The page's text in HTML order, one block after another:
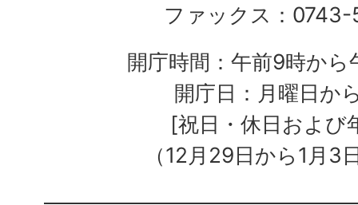
ファックス：
開庁時間：午前9時か
開庁日：月曜日か
[祝日・休日および
（12月29日から1月3